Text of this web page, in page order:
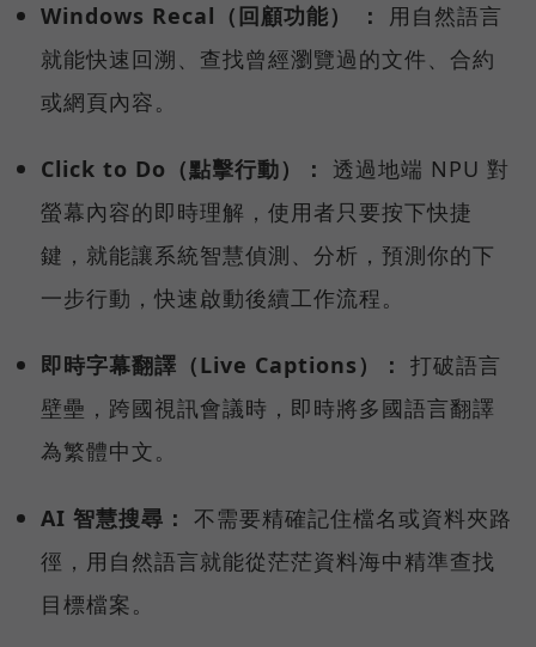
Windows Recal（回顧功能） ：
用自然語言
就能快速回溯、查找曾經瀏覽過的文件、合約
或網頁內容。
Click to Do（點擊行動）： 透過地端 NPU 對
螢幕內容的即時理解，使用者只要按下快捷
鍵，就能讓系統智慧偵測、分析，預測你的下
一步行動，快速啟動後續工作流程。
即時字幕翻譯（Live Captions）： 打破語言
壁壘，跨國視訊會議時，即時將多國語言翻譯
為繁體中文。
AI 智慧搜尋： 不需要精確記住檔名或資料夾路
徑，用自然語言就能從茫茫資料海中精準查找
目標檔案。